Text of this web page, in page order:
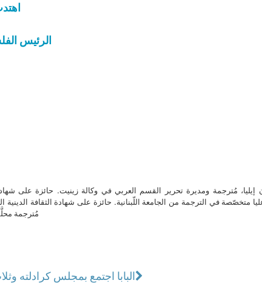
الرئيس
إيليا، مُترجمة ومديرة تحرير القسم العربي في وكالة زينيت. حائزة على
متخصّصة في الترجمة من الجامعة اللّبنانية. حائزة على شهادة الثقافة الدينية
مُترجمة
البابا اجتمع بمجلس كرادلته